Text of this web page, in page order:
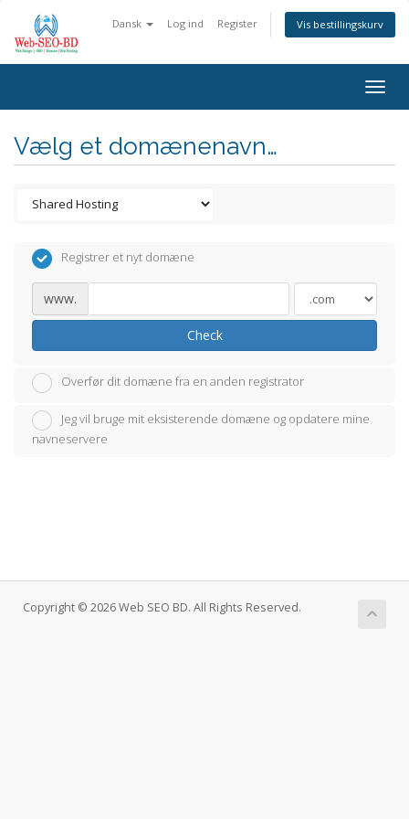
Dansk Log ind Register Vis bestillingskurv
Vælg et domænenavn…
Registrer et nyt domæne
www.
Check
Overfør dit domæne fra en anden registrator
Jeg vil bruge mit eksisterende domæne og opdatere mine
navneservere
Copyright © 2026 Web SEO BD. All Rights Reserved.